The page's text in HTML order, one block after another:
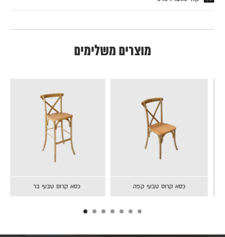
מוצרים משלימים
כסא קרוס טבעי קפה שולחן דגם X